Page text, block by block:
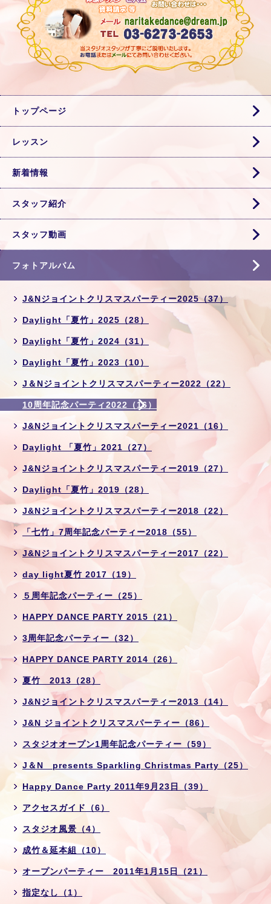
トップページ
レッスン
新着情報
スタッフ紹介
スタッフ動画
フォトアルバム
J&Nジョイントクリスマスパーティー2025（37）
Daylight「夏竹」2025（28）
Daylight「夏竹」2024（31）
Daylight「夏竹」2023（10）
J＆Nジョイントクリスマスパーティー2022（22）
10周年記念パーティ2022（16）
J&Nジョイントクリスマスパーティー2021（16）
Daylight 「夏竹」2021（27）
J&Nジョイントクリスマスパーティー2019（27）
Daylight「夏竹」2019（28）
J&Nジョイントクリスマスパーティー2018（22）
「七竹」7周年記念パーティー2018（55）
J&Nジョイントクリスマスパーティー2017（22）
day light夏竹 2017（19）
５周年記念パーティー（25）
HAPPY DANCE PARTY 2015（21）
3周年記念パーティー（32）
HAPPY DANCE PARTY 2014（26）
夏竹 2013（28）
J&Nジョイントクリスマスパーティー2013（14）
J&N ジョイントクリスマスパーティー（86）
スタジオオープン1周年記念パーティー（59）
J＆N presents Sparkling Christmas Party（25）
Happy Dance Party 2011年9月23日（39）
アクセスガイド（6）
スタジオ風景（4）
成竹＆延本組（10）
オープンパーティー 2011年1月15日（21）
指定なし（1）